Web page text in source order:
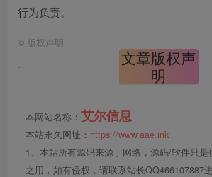
行为负责。
© 版权声明
文章版权声
明
本网站名称： 艾尔信息
本站永久网址： https://www.aae.ink
1、本站所有源码来源于网络，源码/软件只是
之用，如有侵权，请联系站长QQ466107887